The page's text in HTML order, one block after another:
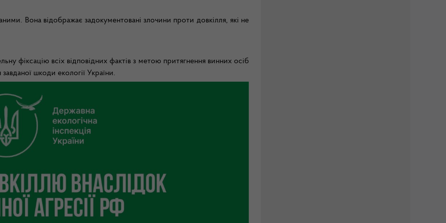
Вона відображає задокументовані злочини проти довкілля, які не
фіксацію всіх відповідних фактів з метою притягнення винних осіб
шкоди екології України.